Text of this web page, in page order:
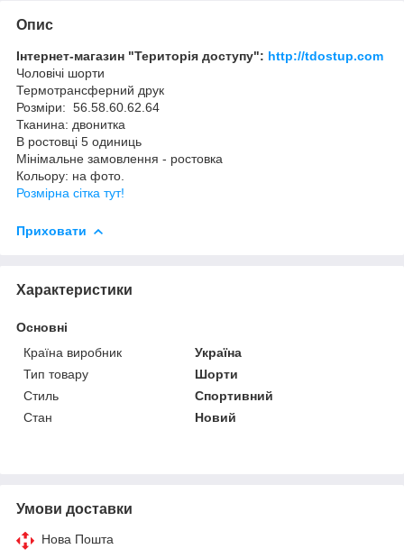
Опис
Інтернет-магазин "Територія доступу": http://tdostup.com
Чоловічі шорти
Термотрансферний друк
Розміри: 56.58.60.62.64
Тканина: двонитка
В ростовці 5 одиниць
Мінімальне замовлення - ростовка
Кольору: на фото.
Розмірна сітка тут!
Приховати
Характеристики
Основні
Країна виробник
Україна
Тип товару
Шорти
Стиль
Спортивний
Стан
Новий
Умови доставки
Нова Пошта